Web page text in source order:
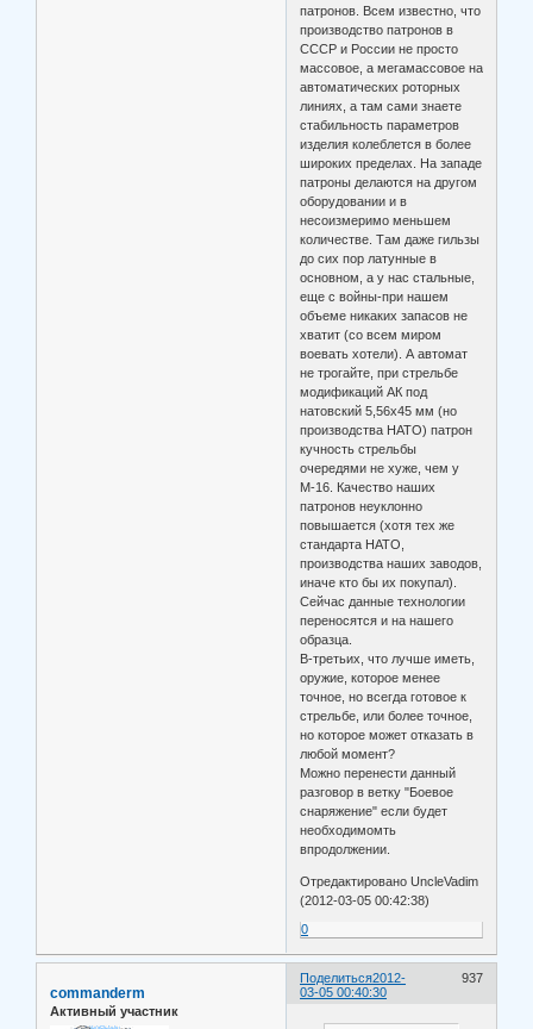
патронов. Всем известно, что
производство патронов в
СССР и России не просто
массовое, а мегамассовое на
автоматических роторных
линиях, а там сами знаете
стабильность параметров
изделия колеблется в более
широких пределах. На западе
патроны делаются на другом
оборудовании и в
несоизмеримо меньшем
количестве. Там даже гильзы
до сих пор латунные в
основном, а у нас стальные,
еще с войны-при нашем
объеме никаких запасов не
хватит (со всем миром
воевать хотели). А автомат
не трогайте, при стрельбе
модификаций АК под
натовский 5,56х45 мм (но
производства НАТО) патрон
кучность стрельбы
очередями не хуже, чем у
М-16. Качество наших
патронов неуклонно
повышается (хотя тех же
стандарта НАТО,
производства наших заводов,
иначе кто бы их покупал).
Сейчас данные технологии
переносятся и на нашего
образца.
В-третьих, что лучше иметь,
оружие, которое менее
точное, но всегда готовое к
стрельбе, или более точное,
но которое может отказать в
любой момент?
Можно перенести данный
разговор в ветку "Боевое
снаряжение" если будет
необходимомть
впродолжении.
Отредактировано UncleVadim
(2012-03-05 00:42:38)
0
Поделиться 937
2012-
03-05 00:40:30
commanderm
Активный участник